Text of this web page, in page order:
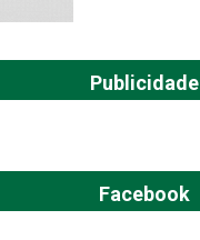
Publicidade
Facebook